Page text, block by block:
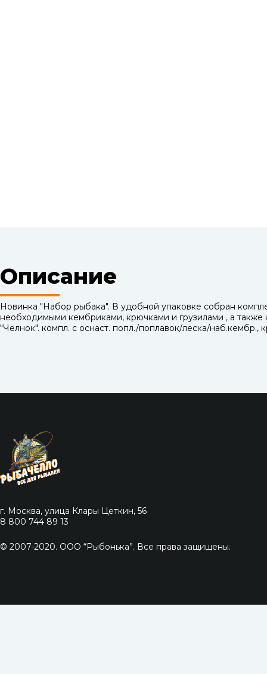
Описание
Новинка "Набор рыбака". В удобной упаковке собран
необходимыми кембриками, крючками и грузилами , а
"Челнок". компл. с оснаст. попл./поплавок/леска/наб.кембр.,
г. Москва, улица Клары Цеткин, 56
8 800 744 89 13
© 2007-2020. ООО “Рыбонька”. Все права защищены.